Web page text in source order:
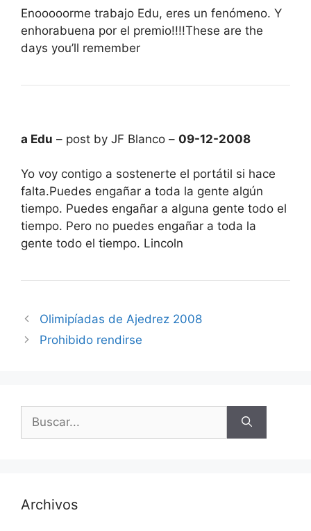
Enooooorme trabajo Edu, eres un fenómeno. Y
enhorabuena por el premio!!!!These are the
days you’ll remember
a Edu – post by JF Blanco – 09-12-2008
Yo voy contigo a sostenerte el portátil si hace
falta.Puedes engañar a toda la gente algún
tiempo. Puedes engañar a alguna gente todo el
tiempo. Pero no puedes engañar a toda la
gente todo el tiempo. Lincoln
Olimipíadas de Ajedrez 2008
Prohibido rendirse
Buscar:
Archivos